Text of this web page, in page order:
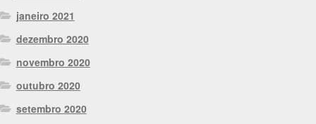
janeiro 2021
dezembro 2020
novembro 2020
outubro 2020
setembro 2020